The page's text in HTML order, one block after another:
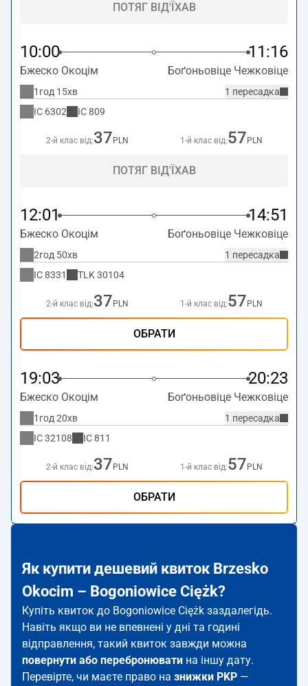
ПОТЯГ ВІД'ЇХАВ
10:00 11:16
Бжеско Окоцім Боґоньовіце Чежковіце
1 пересадка
1год 15хв
IC 6302 IC809
2-й клас від:37 PLN 1-й клас від:57 PLN
ПОТЯГ ВІД'ЇХАВ
12:01 14:51
Бжеско Окоцім Боґоньовіце Чежковіце
1 пересадка
2год 50хв
IC8331 TLK 30104
2-й клас від:37 PLN 1-й клас від:57 PLN
ОБРАТИ
19:03 20:23
Бжеско Окоцім Боґоньовіце Чежковіце
1 пересадка
1год 20хв
IC32108 IC811
2-й клас від:37 PLN 1-й клас від:57 PLN
ОБРАТИ
Як купити дешевий квиток Brzesko
Okocim – Bogoniowice Ciężk?
Купіть квиток до Bogoniowice Ciężk заздалегідь.
Навіть якщо ви не впевнені у дні та годині
відправлення, такий квиток завжди можна
повернути або перебронювати на іншу дату.
Перевірте, чи маєте право на знижки PKP —